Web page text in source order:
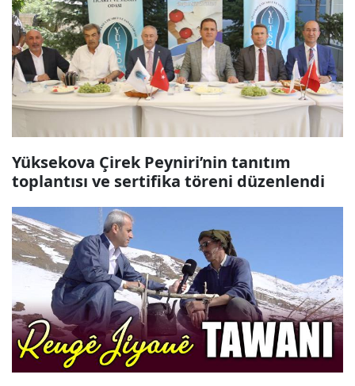
Yüksekova Çirek Peyniri’nin tanıtım
toplantısı ve sertifika töreni düzenlendi